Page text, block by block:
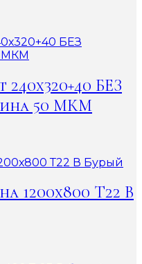
БЕЗ
50 МКМ
1200х800 Т22 В